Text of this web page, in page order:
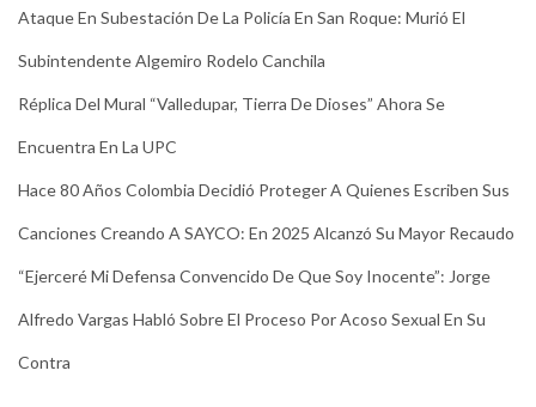
Ataque En Subestación De La Policía En San Roque: Murió El
Subintendente Algemiro Rodelo Canchila
Réplica Del Mural “Valledupar, Tierra De Dioses” Ahora Se
Encuentra En La UPC
Hace 80 Años Colombia Decidió Proteger A Quienes Escriben Sus
Canciones Creando A SAYCO: En 2025 Alcanzó Su Mayor Recaudo
“Ejerceré Mi Defensa Convencido De Que Soy Inocente”: Jorge
Alfredo Vargas Habló Sobre El Proceso Por Acoso Sexual En Su
Contra